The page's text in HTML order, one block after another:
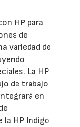
HP para
de
variedad de
La HP
de trabajo
en
la HP Indigo